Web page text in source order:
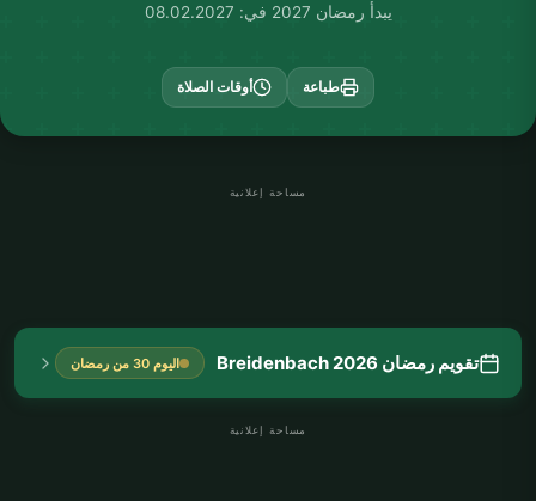
يبدأ رمضان 2027 في: 08.02.2027
طباعة أوقات الصلاة
مساحة إعلانية
تقويم رمضان Breidenbach 2026 اليوم 30 من رمضان
مساحة إعلانية